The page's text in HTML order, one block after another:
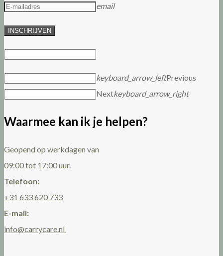
email
INSCHRIJVEN
keyboard_arrow_leftPrevious
Nextkeyboard_arrow_right
Waarmee kan ik je helpen?
Geopend op werkdagen van
09:00 tot 17:00 uur.
Telefoon:
+31 633 620 733
E-mail:
info@carrycare.nl